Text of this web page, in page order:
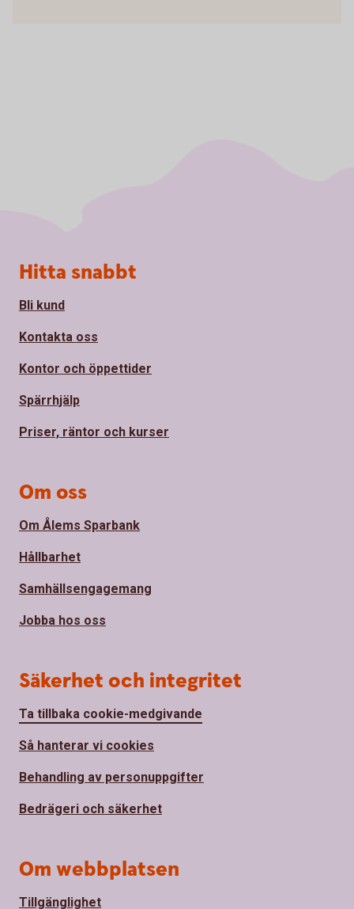
Sidfot
Hitta snabbt
Bli kund
Kontakta oss
Kontor och öppettider
Spärrhjälp
Priser, räntor och kurser
Om oss
Om Ålems Sparbank
Hållbarhet
Samhällsengagemang
Jobba hos oss
Säkerhet och integritet
Ta tillbaka cookie-medgivande
Så hanterar vi cookies
Behandling av personuppgifter
Bedrägeri och säkerhet
Om webbplatsen
Tillgänglighet